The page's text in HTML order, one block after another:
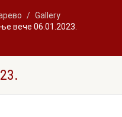
Gallery
вече 06.01.2023.